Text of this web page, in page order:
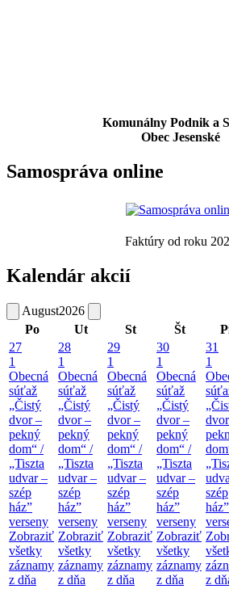
Komunálny Podnik a
Obec Jesenské
Samospráva online
Faktúry od roku
Kalendár akcií
August2026
Po
Ut St Št
27
1
Obecná
súťaž
„Čistý
dvor –
pekný
dom“ /
„Tiszta
udvar –
szép
ház”
verseny
Zobraziť
všetky
záznamy
z dňa
28
1
Obecná
súťaž
„Čistý
dvor –
pekný
dom“ /
„Tiszta
udvar –
szép
ház”
verseny
Zobraziť
všetky
záznamy
z dňa
29
1
Obecná
súťaž
„Čistý
dvor –
pekný
dom“ /
„Tiszta
udvar –
szép
ház”
verseny
Zobraziť
všetky
záznamy
z dňa
30
1
Obecná
súťaž
„Čistý
dvor –
pekný
dom“ /
„Tiszta
udvar –
szép
ház”
verseny
Zobraziť
všetky
záznamy
z dňa
31
1
szép
ház”
z